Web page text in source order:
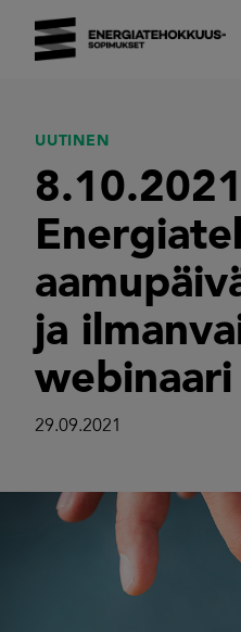
content
UUTINEN
8.10.2021
ja
webinaari
29.09.2021